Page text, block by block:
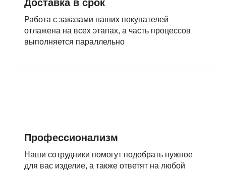
Доставка в срок
Работа с заказами наших покупателей
отлажена на всех этапах, а часть процессов
выполняется параллельно
Профессионализм
Наши сотрудники помогут подобрать нужное
для вас изделие, а также ответят на любой